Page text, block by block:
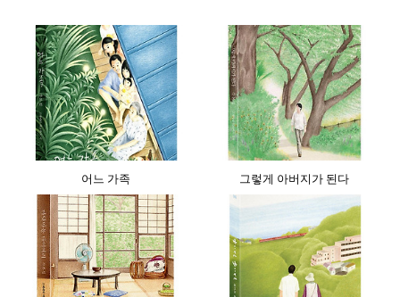
어느 가족 그렇게 아버지가 된다